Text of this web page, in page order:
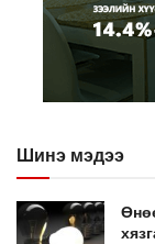
Шинэ мэдээ